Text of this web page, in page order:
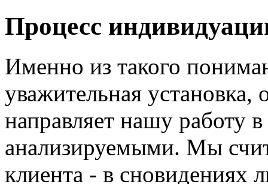
Процесс
Именно из такого
уважительная
направляет нашу работу в
анализируемыми. Мы
клиента - в сновидениях